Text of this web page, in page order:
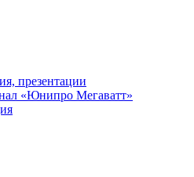
презентации
«Юнипро Мегаватт»